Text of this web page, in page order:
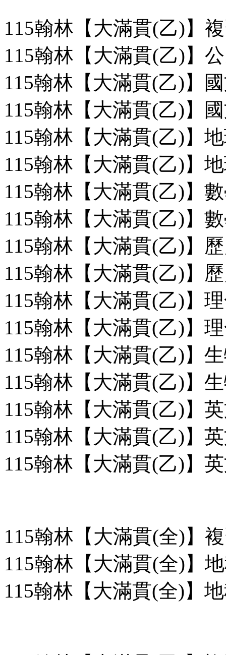
115翰林【大滿貫(乙)】
115翰林【大滿貫(乙)】
115翰林【大滿貫(乙)】
115翰林【大滿貫(乙)】
115翰林【大滿貫(乙)】
115翰林【大滿貫(乙)】
115翰林【大滿貫(乙)】
115翰林【大滿貫(乙)】
115翰林【大滿貫(乙)】
115翰林【大滿貫(乙)】
115翰林【大滿貫(乙)】
115翰林【大滿貫(乙)】
115翰林【大滿貫(乙)】
115翰林【大滿貫(乙)】
115翰林【大滿貫(乙)】
115翰林【大滿貫(乙)】
115翰林【大滿貫(乙)】
115翰林【大滿貫(全)】
115翰林【大滿貫(全)】
115翰林【大滿貫(全)】